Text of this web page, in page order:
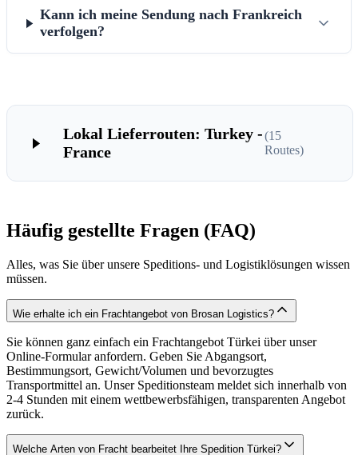
Kann ich meine Sendung nach Frankreich
verfolgen?
Lokal Lieferrouten: Turkey -
France
(15
Routes)
Häufig gestellte Fragen (FAQ)
Alles, was Sie über unsere Speditions- und Logistiklösungen wissen
müssen.
Wie erhalte ich ein Frachtangebot von Brosan Logistics?
Sie können ganz einfach ein Frachtangebot Türkei über unser
Online-Formular anfordern. Geben Sie Abgangsort,
Bestimmungsort, Gewicht/Volumen und bevorzugtes
Transportmittel an. Unser Speditionsteam meldet sich innerhalb von
2-4 Stunden mit einem wettbewerbsfähigen, transparenten Angebot
zurück.
Welche Arten von Fracht bearbeitet Ihre Spedition Türkei?